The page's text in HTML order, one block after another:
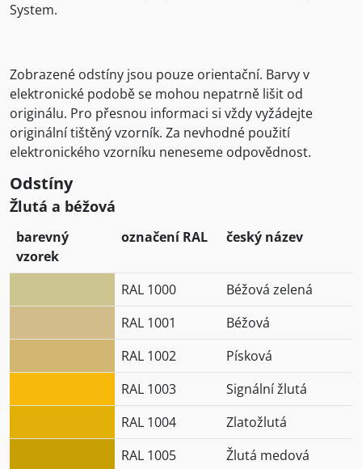
System.
Zobrazené odstíny jsou pouze orientační. Barvy v
elektronické podobě se mohou nepatrně lišit od
originálu. Pro přesnou informaci si vždy vyžádejte
originální tištěný vzorník. Za nevhodné použití
elektronického vzorníku neneseme odpovědnost.
Odstíny
Žlutá a béžová
barevný
vzorek
označení RAL český název
RAL 1000
Béžová zelená
RAL 1001
Béžová
RAL 1002
Písková
RAL 1003
Signální žlutá
RAL 1004
Zlatožlutá
RAL 1005
Žlutá medová